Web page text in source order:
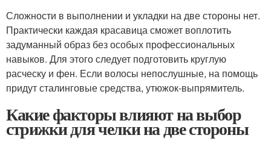
Сложности в выполнении и укладки на две стороны нет.
Практически каждая красавица сможет воплотить
задуманный образ без особых профессиональных
навыков. Для этого следует подготовить круглую
расческу и фен. Если волосы непослушные, на помощь
придут сталинговые средства, утюжок-выпрямитель.
Какие факторы влияют на выбор
стрижки для челки на две стороны